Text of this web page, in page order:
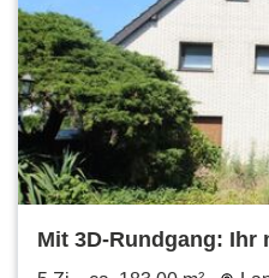
Mit 3D-Rundgang: Ihr
Reusrath -